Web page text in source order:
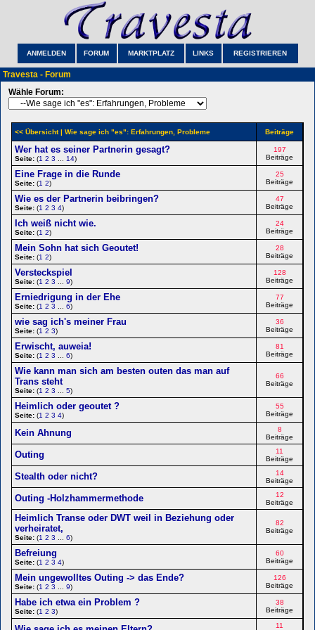
ANMELDEN FORUM MARKTPLATZ LINKS REGISTRIEREN
Travesta - Forum
Wähle Forum:
<< Übersicht| Wie sage ich "es": Erfahrungen, Probleme Beiträge
Wer hat es seiner Partnerin gesagt?
Seite: (1 2 3 14)
197
Beiträge
Eine Frage in die Runde
Seite: (1 2)
25
Beiträge
Wie es der Partnerin beibringen?
Seite: (1 2 3 4)
47
Beiträge
Ich weiß nicht wie.
Seite: (1 2)
24
Beiträge
Mein Sohn hat sich Geoutet!
Seite: (1 2)
28
Beiträge
Versteckspiel
Seite: (1 2 3 9)
128
Beiträge
Erniedrigung in der Ehe
Seite: (1 2 3 6)
77
Beiträge
wie sag ich's meiner Frau
Seite: (1 2 3)
36
Beiträge
Erwischt, auweia!
Seite: (1 2 3 6)
81
Beiträge
Wie kann man sich am besten outen das man auf
Trans steht
Seite: (1 2 3 5)
66
Beiträge
Heimlich oder geoutet ?
Seite: (1 2 3 4)
55
Beiträge
Kein Ahnung
8
Beiträge
Outing
11
Beiträge
Stealth oder nicht?
14
Beiträge
Outing -Holzhammermethode
12
Beiträge
Heimlich Transe oder DWT weil in Beziehung oder
verheiratet,
Seite: (1 2 3 6)
82
Beiträge
Befreiung
Seite: (1 2 3 4)
60
Beiträge
Mein ungewolltes Outing -> das Ende?
Seite: (1 2 3 9)
126
Beiträge
Habe ich etwa ein Problem ?
Seite: (1 2 3)
38
Beiträge
11